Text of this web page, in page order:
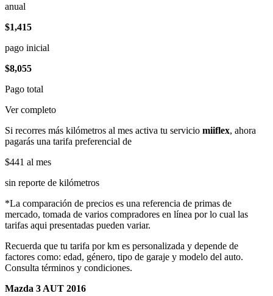
anual
$1,415
pago inicial
$8,055
Pago total
Ver completo
Si recorres más kilómetros al mes activa tu servicio miiflex, ahora
pagarás una tarifa preferencial de
$441 al mes
sin reporte de kilómetros
*La comparación de precios es una referencia de primas de
mercado, tomada de varios compradores en línea por lo cual las
tarifas aqui presentadas pueden variar.
Recuerda que tu tarifa por km es personalizada y depende de
factores como: edad, género, tipo de garaje y modelo del auto.
Consulta términos y condiciones.
Mazda 3 AUT 2016